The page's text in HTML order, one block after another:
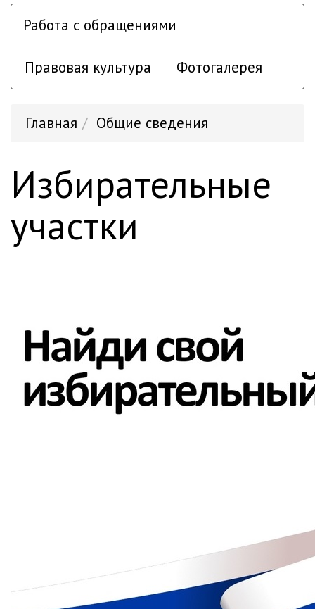
Работа с обращениями
Правовая культура Фотогалерея
Главная Общие сведения
Избирательные
участки